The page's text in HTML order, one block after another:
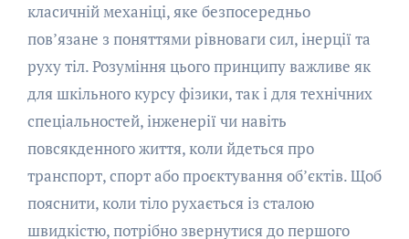
класичній механіці, яке безпосередньо
пов’язане з поняттями рівноваги сил, інерції та
руху тіл. Розуміння цього принципу важливе як
для шкільного курсу фізики, так і для технічних
спеціальностей, інженерії чи навіть
повсякденного життя, коли йдеться про
транспорт, спорт або проєктування об’єктів. Щоб
пояснити, коли тіло рухається із сталою
швидкістю, потрібно звернутися до першого